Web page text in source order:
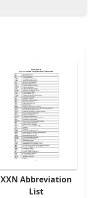
XXN Abbreviation
List